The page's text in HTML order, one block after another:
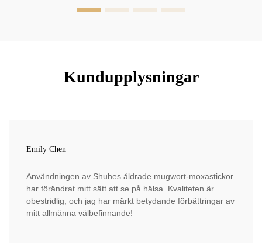
Kundupplysningar
Emily Chen
Användningen av Shuhes åldrade mugwort-moxastickor
har förändrat mitt sätt att se på hälsa. Kvaliteten är
obestridlig, och jag har märkt betydande förbättringar av
mitt allmänna välbefinnande!